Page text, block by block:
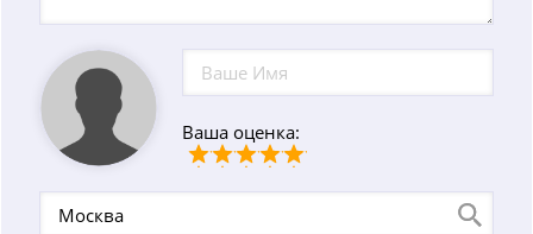
Ваша оценка: